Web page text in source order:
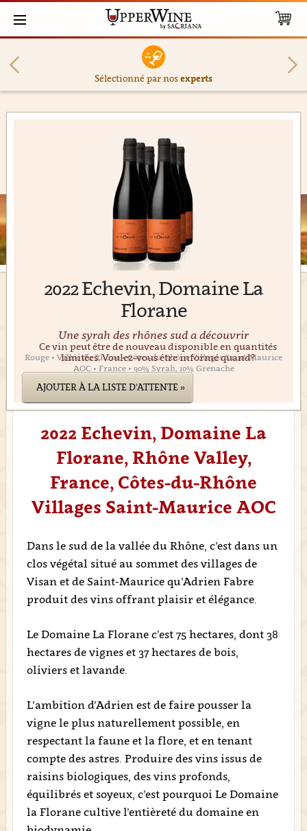
Sélectionné par nosexperts
2022 Echevin, Domaine La
Florane
Une syrah des rhônes sud a découvrir
Rouge • Vallée du Rhône • Côtes-du-Rhône Villages Saint-Maurice
AOC • France • 90% Syrah, 10% Grenache
Ce vin peut être de nouveau disponible en quantités
limitées. Voulez-vous être informé quand?
AJOUTER À LA LISTE D'ATTENTE »
2022 Echevin, Domaine La
Florane, Rhône Valley,
France, Côtes-du-Rhône
Villages Saint-Maurice AOC
Dans le sud de la vallée du Rhône, c’est dans un
clos végétal situé au sommet des villages de
Visan et de Saint-Maurice qu’Adrien Fabre
produit des vins offrant plaisir et élégance.
Le Domaine La Florane c’est 75 hectares, dont 38
hectares de vignes et 37 hectares de bois,
oliviers et lavande.
L’ambition d’Adrien est de faire pousser la
vigne le plus naturellement possible, en
respectant la faune et la flore, et en tenant
compte des astres. Produire des vins issus de
raisins biologiques, des vins profonds,
équilibrés et soyeux, c’est pourquoi Le Domaine
la Florane cultive l’entièreté du domaine en